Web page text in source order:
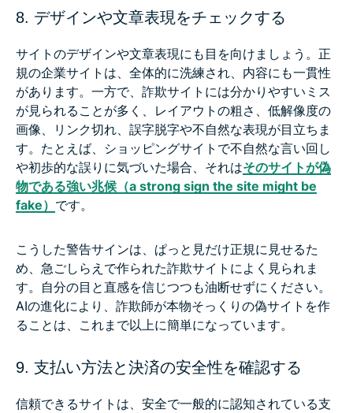
8. デザインや文章表現をチェックする
サイトのデザインや文章表現にも目を向けましょう。正
規の企業サイトは、全体的に洗練され、内容にも一貫性
があります。一方で、詐欺サイトには分かりやすいミス
が見られることが多く、レイアウトの粗さ、低解像度の
画像、リンク切れ、誤字脱字や不自然な表現が目立ちま
す。たとえば、ショッピングサイトで不自然な言い回し
や初歩的な誤りに気づいた場合、それはそのサイトが偽
物である強い兆候（a strong sign the site might be
fake） です。
こうした警告サインは、ぱっと見だけ正規に見せるた
め、急ごしらえで作られた詐欺サイトによく見られま
す。自分の目と直感を信じつつも油断せずにください。
AIの進化により、詐欺師が本物そっくりの偽サイトを作
ることは、これまで以上に簡単になっています。
9. 支払い方法と決済の安全性を確認する
信頼できるサイトは、安全で一般的に認知されている支